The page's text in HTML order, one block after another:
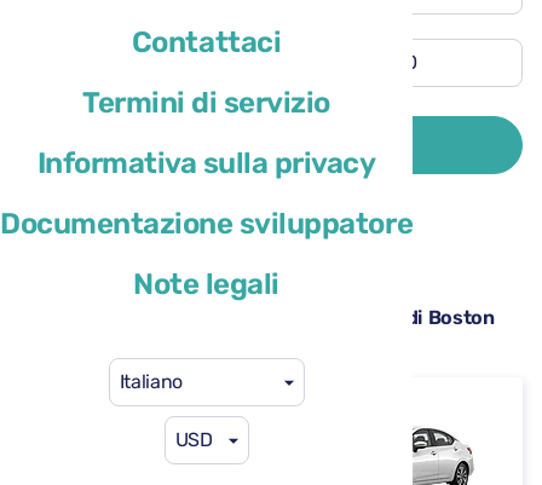
Contattaci
Termini di servizio
Informativa sulla privacy
Documentazione sviluppatore
Note legali
Italiano
USD
Il paese di residenza del conducente è
Auto a noleggio disponibili all’aeroporto di Boston
Nissan Versa